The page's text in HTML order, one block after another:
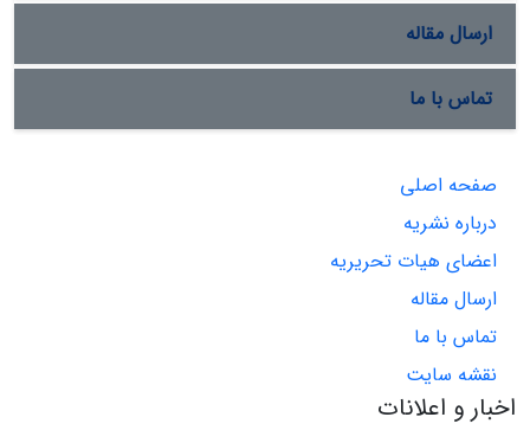
ارسال مقاله
تماس با ما
صفحه اصلی
درباره نشریه
اعضای هیات تحریریه
ارسال مقاله
تماس با ما
نقشه سایت
اخبار و اعلانات